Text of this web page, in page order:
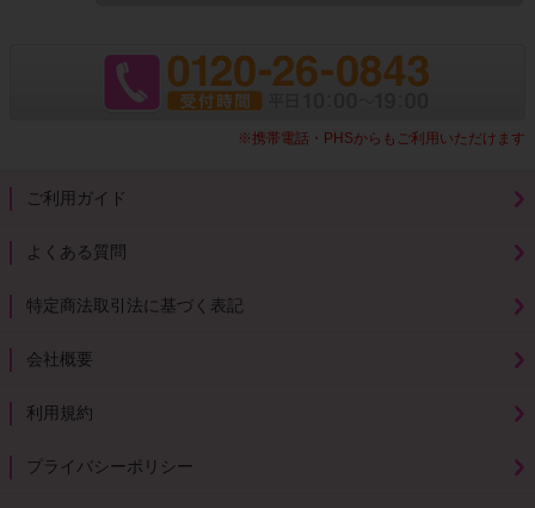
※携帯電話・PHSからもご利用いただけます
ご利用ガイド
よくある質問
特定商法取引法に基づく表記
会社概要
利用規約
プライバシーポリシー